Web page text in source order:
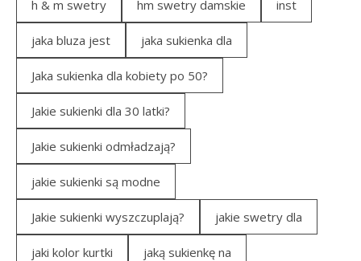
h & m swetry hm swetry damskie inst
jaka bluza jest jaka sukienka dla
Jaka sukienka dla kobiety po 50?
Jakie sukienki dla 30 latki?
Jakie sukienki odmładzają?
jakie sukienki są modne
Jakie sukienki wyszczuplają? jakie swetry dla
jaki kolor kurtki jaką sukienkę na